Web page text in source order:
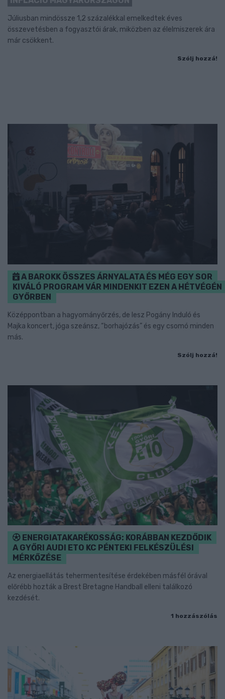
Júliusban mindössze 1,2 százalékkal emelkedtek éves
összevetésben a fogyasztói árak, miközben az élelmiszerek ára
már csökkent.
Szólj hozzá!
A BAROKK ÖSSZES ÁRNYALATA ÉS MÉG EGY SOR
KIVÁLÓ PROGRAM VÁR MINDENKIT EZEN A HÉTVÉGÉN
GYŐRBEN
Középpontban a hagyományőrzés, de lesz Pogány Induló és
Majka koncert, jóga szeánsz, “borhajózás” és egy csomó minden
más.
Szólj hozzá!
ENERGIATAKARÉKOSSÁG: KORÁBBAN KEZDŐDIK
A GYŐRI AUDI ETO KC PÉNTEKI FELKÉSZÜLÉSI
MÉRKŐZÉSE
Az energiaellátás tehermentesítése érdekében másfél órával
előrébb hozták a Brest Bretagne Handball elleni találkozó
kezdését.
1 hozzászólás